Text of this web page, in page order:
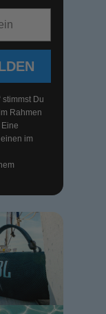
stimmst Du
Rahmen
im